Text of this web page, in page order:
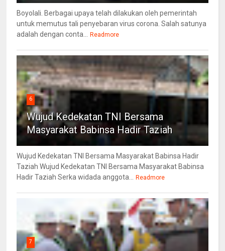
Boyolali. Berbagai upaya telah dilakukan oleh pemerintah
untuk memutus tali penyebaran virus corona. Salah satunya
adalah dengan conta... Readmore
6
Wujud Kedekatan TNI Bersama
Masyarakat Babinsa Hadir Taziah
Wujud Kedekatan TNI Bersama Masyarakat Babinsa Hadir
Taziah Wujud Kedekatan TNI Bersama Masyarakat Babinsa
Hadir Taziah Serka widada anggota... Readmore
7